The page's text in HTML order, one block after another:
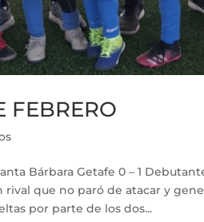
FEBRERO
Santa Bárbara Getafe 0 – 1
que no paró de atacar y
por parte de los dos...